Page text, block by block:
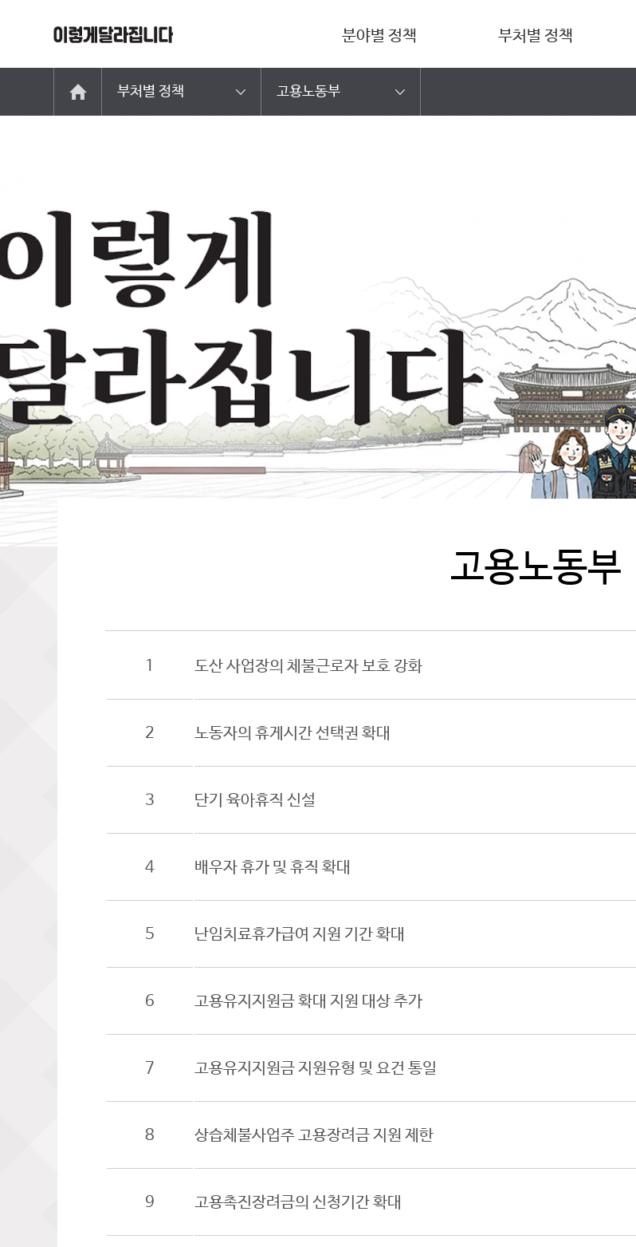
분야별 정책 부처별 정책
부처별 정책 고용노동부
고용노동부
1 도산 사업장의 체불근로자 보호 강화
2 노동자의 휴게시간 선택권 확대
3 단기 육아휴직 신설
4 배우자 휴가 및 휴직 확대
5 난임치료휴가급여 지원 기간 확대
6 고용유지지원금 확대 지원 대상 추가
7 고용유지지원금 지원유형 및 요건 통일
8 상습체불사업주 고용장려금 지원 제한
9 고용촉진장려금의 신청기간 확대